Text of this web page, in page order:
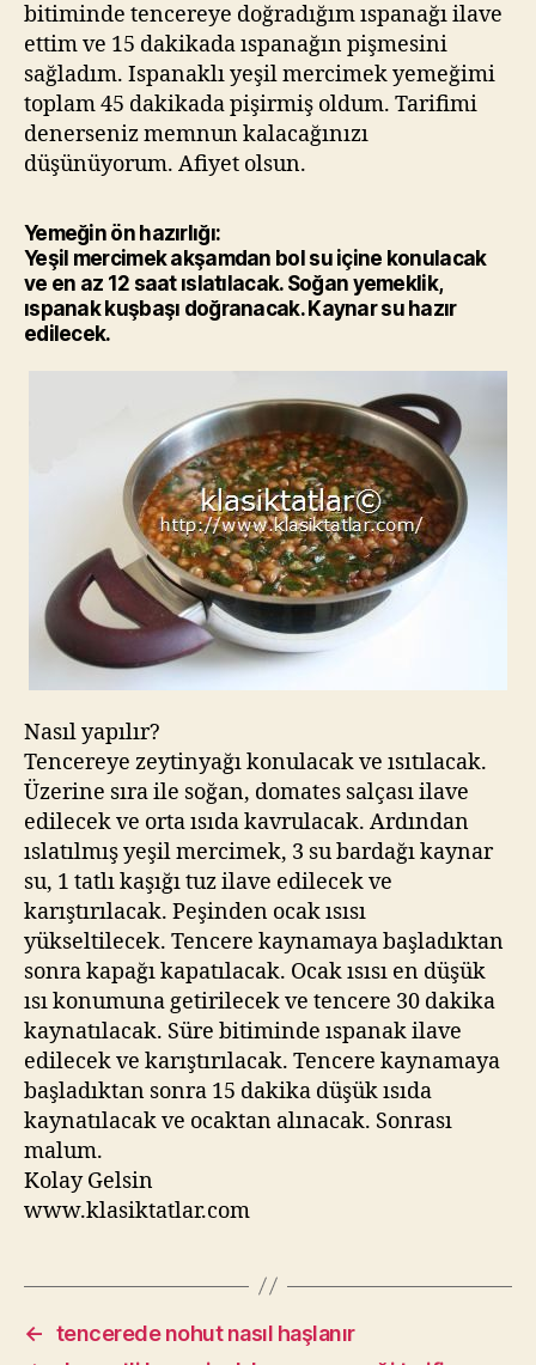
bitiminde tencereye doğradığım ıspanağı ilave
ettim ve 15 dakikada ıspanağın pişmesini
sağladım. Ispanaklı yeşil mercimek yemeğimi
toplam 45 dakikada pişirmiş oldum. Tarifimi
denerseniz memnun kalacağınızı
düşünüyorum. Afiyet olsun.
Yemeğin ön hazırlığı:
Yeşil mercimek akşamdan bol su içine konulacak
ve en az 12 saat ıslatılacak. Soğan yemeklik,
ıspanak kuşbaşı doğranacak. Kaynar su hazır
edilecek.
Nasıl yapılır?
Tencereye zeytinyağı konulacak ve ısıtılacak.
Üzerine sıra ile soğan, domates salçası ilave
edilecek ve orta ısıda kavrulacak. Ardından
ıslatılmış yeşil mercimek, 3 su bardağı kaynar
su, 1 tatlı kaşığı tuz ilave edilecek ve
karıştırılacak. Peşinden ocak ısısı
yükseltilecek. Tencere kaynamaya başladıktan
sonra kapağı kapatılacak. Ocak ısısı en düşük
ısı konumuna getirilecek ve tencere 30 dakika
kaynatılacak. Süre bitiminde ıspanak ilave
edilecek ve karıştırılacak. Tencere kaynamaya
başladıktan sonra 15 dakika düşük ısıda
kaynatılacak ve ocaktan alınacak. Sonrası
malum.
Kolay Gelsin
www.klasiktatlar.com
← tencerede nohut nasıl haşlanır